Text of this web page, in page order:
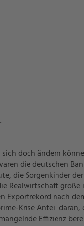
doch ändern
die deutschen
die Sorgenkinder
Realwirtschaft
Exportrekord nach
Krise Anteil
Effizienz